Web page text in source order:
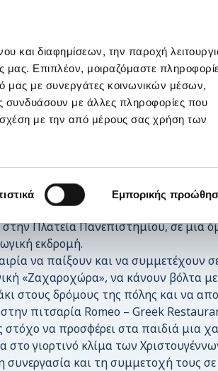
και διαφημίσεων, την παροχή
μας. Επιπλέον, μοιραζόμαστε
μας με συνεργάτες κοινωνικών μέσων,
συνδυάσουν με άλλες πληροφορίες που
σχέση με την από μέρους σας χρήση των
Εμπορικής
2025, τα παιδιά του ΚΔΗΦ, μαζί με
επισκέφθηκαν το Θεματικό
Πλατεία Πανεπιστημίου, σε μια
εκδρομή.
να παίξουν και να συμμετέχουν
«Ζαχαροχώρα», να κάνουν βόλτα
στους δρόμους της πόλης και να
πιτσαρία Romeo – Greek
να προσφέρει στα παιδιά μια
στο γιορτινό κλίμα των
συνεργασία και τη συμμετοχή τους σε